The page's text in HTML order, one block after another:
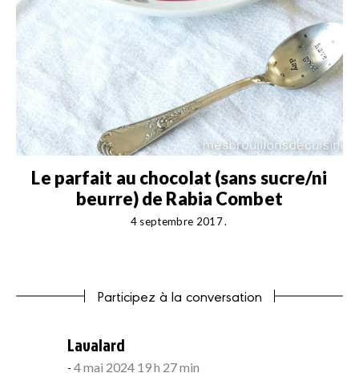
Le parfait au chocolat (sans sucre/ni
beurre) de Rabia Combet
4 septembre 2017
Participez à la conversation
Lavalard
4 mai 2024 19 h 27 min